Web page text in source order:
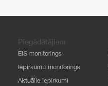
Piegādātājiem
EIS monitorings
Iepirkumu monitorings
Aktuālie iepirkumi